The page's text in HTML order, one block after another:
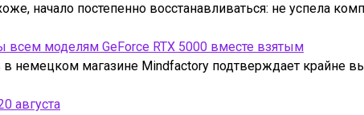
начало постепенно восстанавливаться: не успела
всем моделям GeForce RTX 5000 вместе взятым
в немецком магазине Mindfactory подтверждает крайне
августа